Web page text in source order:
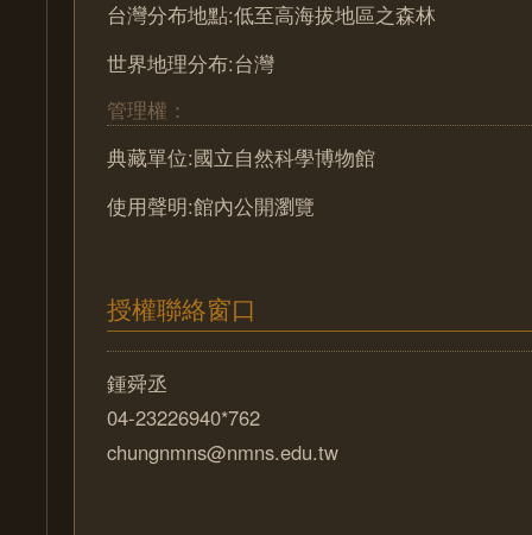
台灣分布地點:低至高海拔地區之森林
世界地理分布:台灣
管理權：
典藏單位:國立自然科學博物館
使用聲明:館內公開瀏覽
授權聯絡窗口
鍾舜丞
04-23226940*762
chungnmns@nmns.edu.tw